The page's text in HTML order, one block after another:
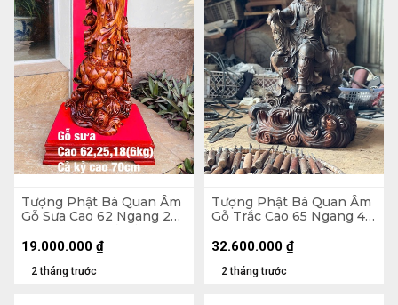
Tượng Phật Bà Quan Âm
Gỗ Sưa Cao 62 Ngang 25
70 (cm) - 6kg
2 tháng trước
19.000.000 ₫
Tượng Phật Bà Quan Âm
Gỗ Trắc Cao 65 Ngang 40
2 tháng trước
32.600.000 ₫